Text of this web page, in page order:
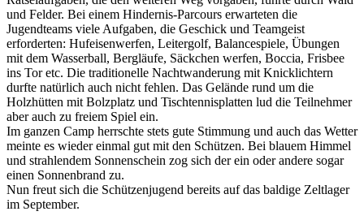
und Felder. Bei einem Hindernis-Parcours erwarteten die
Jugendteams viele Aufgaben, die Geschick und Teamgeist
erforderten: Hufeisenwerfen, Leitergolf, Balancespiele, Übungen
mit dem Wasserball, Bergläufe, Säckchen werfen, Boccia, Frisbee
ins Tor etc. Die traditionelle Nachtwanderung mit Knicklichtern
durfte natürlich auch nicht fehlen. Das Gelände rund um die
Holzhütten mit Bolzplatz und Tischtennisplatten lud die Teilnehmer
aber auch zu freiem Spiel ein.
Im ganzen Camp herrschte stets gute Stimmung und auch das Wetter
meinte es wieder einmal gut mit den Schützen. Bei blauem Himmel
und strahlendem Sonnenschein zog sich der ein oder andere sogar
einen Sonnenbrand zu.
Nun freut sich die Schützenjugend bereits auf das baldige Zeltlager
im September.